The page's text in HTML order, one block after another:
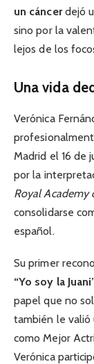
un cáncerdejó
sino por la
lejos de los
Una vida
Verónica
Madrid el 16 de
por la
Royal Academy
consolidarse
español.
Su primer
“Yo soy la
papel que no
también le valió
como Mejor
Verónica